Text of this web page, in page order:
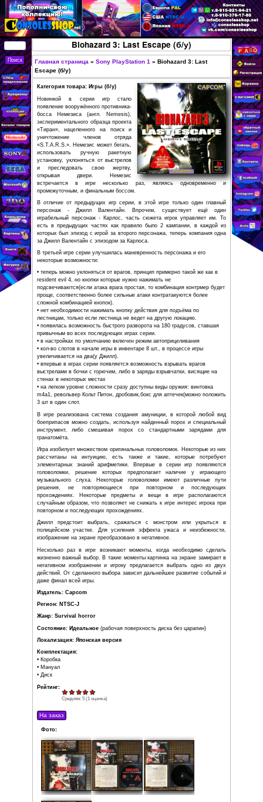
Перейти к основному
содержанию
КУПИТЬ
СОВРЕМЕННЫЕ И
РЕТРО ИГРОВЫЕ
ПРИСТАВКИ,
ИГРЫ, ФИГУРКИ,
РЕДКИЕ
КОЛЛЕКЦИОННЫЕ
ТОВАРЫ В
ИНТЕРНЕТ-
МАГАЗИНЕ
CONSOLESSHOP
Biohazard 3: Last Escape
Вы здесь
Главная страница Sony PlayStation 1 »
Escape (б/у)
Категория товара: Игры (б/у)
Новинкой в серии игр стало
появление вооружённого противника-
босса Немезиса (англ. Nemesis),
экспериментального образца проекта
«Тиран», нацеленного на поиск и
уничтожение членов отряда
«S.T.A.R.S.». Немезис может бегать,
использовать ручную ракетную
установку, уклоняться от выстрелов
и преследовать свою жертву,
открывая двери. Немезис
встречается в игре несколько раз, являясь
промежуточным, и финальным боссом.
В отличие от предыдущих игр серии, в этой игре
персонаж - Джилл Валентайн. Впрочем,
играбельный персонаж - Карлос, часть сюжета игрок
есть в предыдущих частях как правило было 2
которых был эпизод с игрой за второго персонажа,
за Джилл Валентайн с эпизодом за Карлоса.
В третьей игре серии улучшилась маневренность
некоторые возможности:
• теперь можно уклоняться от врагов, принцип примерно
resident evil 4, но кнопки которые нужно нажимать не
подсвечиваются(если атака врага простая, то
проще, соответственно более сильные атаки
сложной комбинацией кнопок).
лестницам, только если лестница не ведет на другую
• появилась возможность быстрого разворота на 180
привычным во всех последующих играх серии.
• в настройках по умолчанию включен режим
• кол-во слотов в начале игры в инвентаре 8 шт., в
увеличивается на два(у Джилл).
• впервые в играх серии появляется возможность
выстрелами в бочки с горючим, либо в заряды
стенах в некоторых местах
• на легком уровне сложности сразу доступны виды
m4a1, револьвер Кольт Питон, дробовик,бокс для
3 шт в один слот.
В игре реализована система создания амуниции, в
боеприпасов можно создать, используя найденный
инструмент, либо смешивая порох со
гранатомёта.
Игра изобилует множеством оригинальных головоломок.
рассчитаны на интуицию, есть также и такие,
элементарных знаний арифметики. Впервые в серии
музыкального слуха. Некоторые головоломки имеют
решения, не повторяющиеся при повторном
случайным образом, что позволяет не снижать к игре
повторном и последующих прохождениях.
Джилл предстоит выбрать, сражаться с монстром
полицейском участке. Для усиления эффекта ужаса
изображение на экране преобразовано в негативное.
Несколько раз в игре возникают моменты, когда
жизненно важный выбор. В такие моменты картинка на